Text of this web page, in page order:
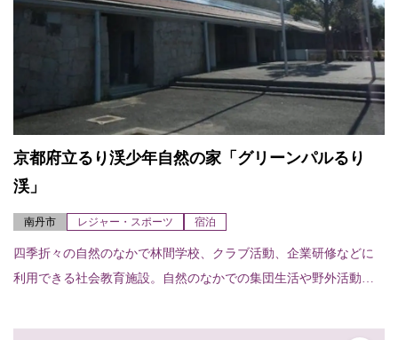
京都府立るり渓少年自然の家「グリーンパルるり
渓」
南丹市 レジャー・スポーツ 宿泊
四季折々の自然のなかで林間学校、クラブ活動、企業研修などに
利用できる社会教育施設。自然のなかでの集団生活や野外活動を
る。宿泊室（18室）...